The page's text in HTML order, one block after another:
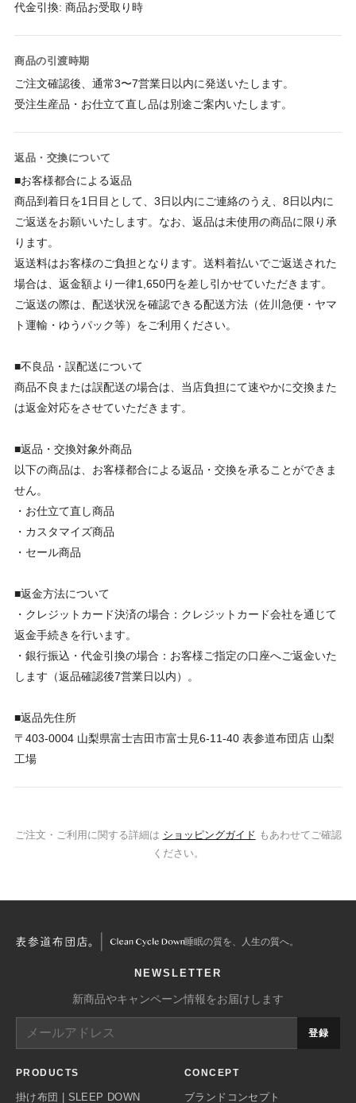
代金引換: 商品お受取り時
商品の引渡時期
ご注文確認後、通常3〜7営業日以内に発送いたします。
受注生産品・お仕立て直し品は別途ご案内いたします。
返品・交換について
■お客様都合による返品
商品到着日を1日目として、3日以内にご連絡のうえ、8日以内に
ご返送をお願いいたします。なお、返品は未使用の商品に限り承
ります。
返送料はお客様のご負担となります。送料着払いでご返送された
場合は、返金額より一律1,650円を差し引かせていただきます。
ご返送の際は、配送状況を確認できる配送方法（佐川急便・ヤマ
ト運輸・ゆうパック等）をご利用ください。
■不良品・誤配送について
商品不良または誤配送の場合は、当店負担にて速やかに交換また
は返金対応をさせていただきます。
■返品・交換対象外商品
以下の商品は、お客様都合による返品・交換を承ることができま
せん。
・お仕立て直し商品
・カスタマイズ商品
・セール商品
■返金方法について
・クレジットカード決済の場合：クレジットカード会社を通じて
返金手続きを行います。
・銀行振込・代金引換の場合：お客様ご指定の口座へご返金いた
します（返品確認後7営業日以内）。
■返品先住所
〒403-0004 山梨県富士吉田市富士見6-11-40 表参道布団店 山梨
工場
ご注文・ご利用に関する詳細は ショッピングガイド もあわせてご確認
ください。
睡眠の質を、人生の質へ。
NEWSLETTER
新商品やキャンペーン情報をお届けします
登録
PRODUCTS
掛け布団 | SLEEP DOWN
CONCEPT
ブランドコンセプト